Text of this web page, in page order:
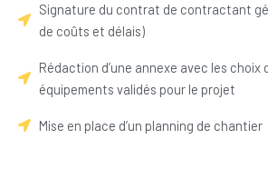
Signature du contrat de contractant
de coûts et délais)
Rédaction d’une annexe avec les choix
équipements validés pour le projet
Mise en place d’un planning de chantier